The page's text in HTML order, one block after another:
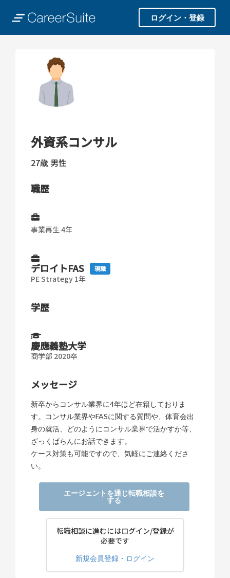
ログイン・登録
外資系コンサル
27歳 男性
職歴
事業再生 4年
デロイトFAS 現職
PE Strategy 1年
学歴
慶應義塾大学
商学部 2020卒
メッセージ
新卒からコンサル業界に4年ほど在籍しておりま
す。コンサル業界やFASに関する質問や、体育会出
身の就活、どのようにコンサル業界で活かすか等、
ざっくばらんにお話できます。
ケース対策も可能ですので、気軽にご連絡くださ
い。
エージェントを通じ転職相談を
する
転職相談に進むにはログイン/登録が
必要です
新規会員登録・ログイン